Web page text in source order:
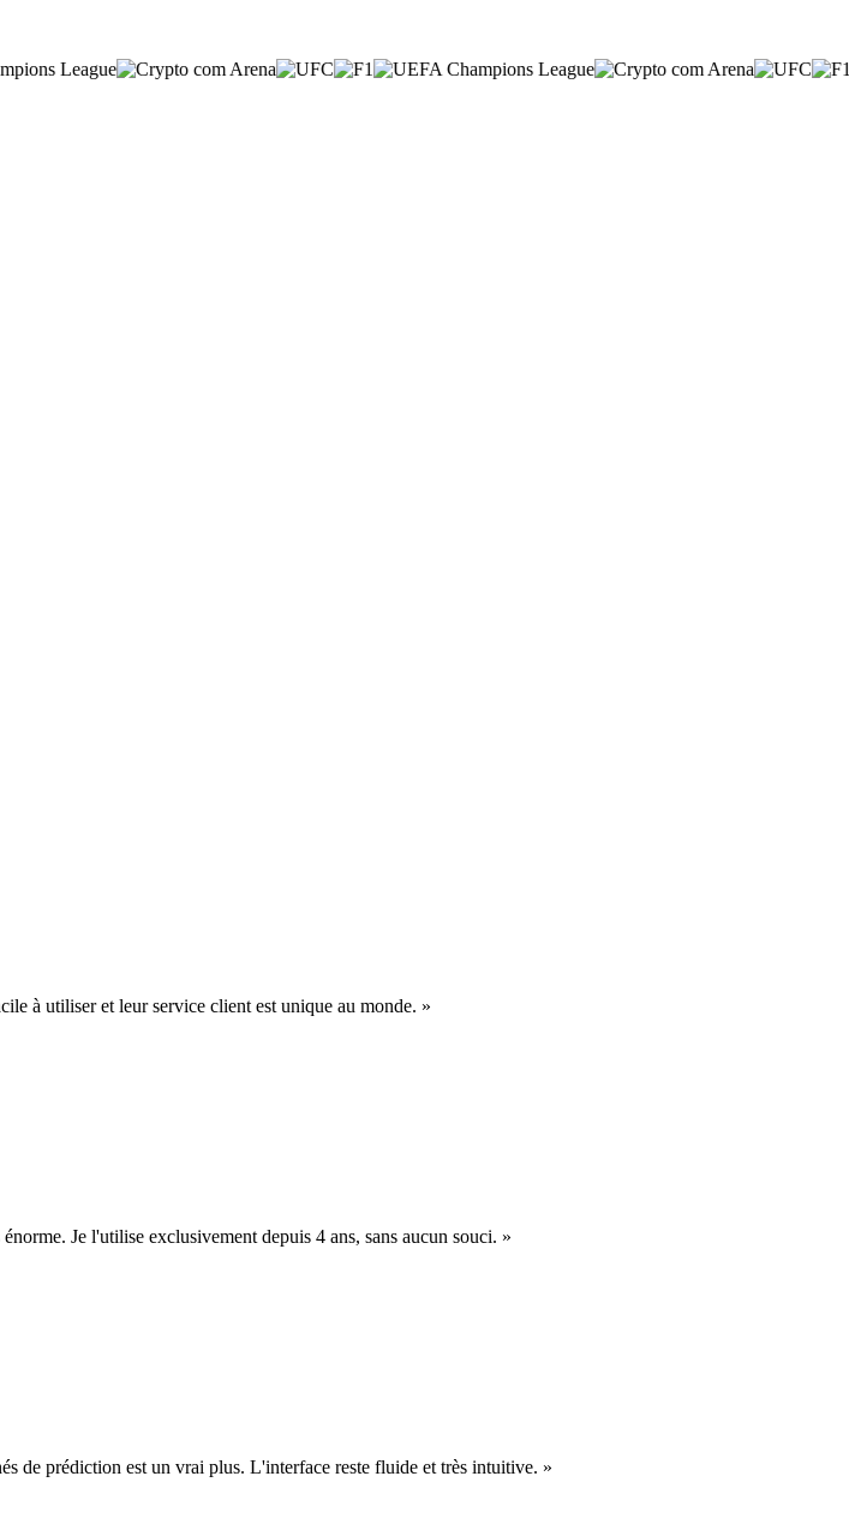
à utiliser et leur service client est unique au monde. »
Je l'utilise exclusivement depuis 4 ans, sans aucun souci. »
de prédiction est un vrai plus. L'interface reste fluide et très intuitive. »